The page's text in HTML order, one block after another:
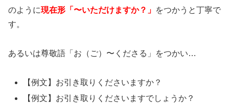
のように現在形「〜いただけますか？」 をつかうと丁寧で
す。
あるいは尊敬語「お（ご）〜くださる」をつかい…
【例文】お引き取りくださいますか？
【例文】お引き取りくださいますでしょうか？